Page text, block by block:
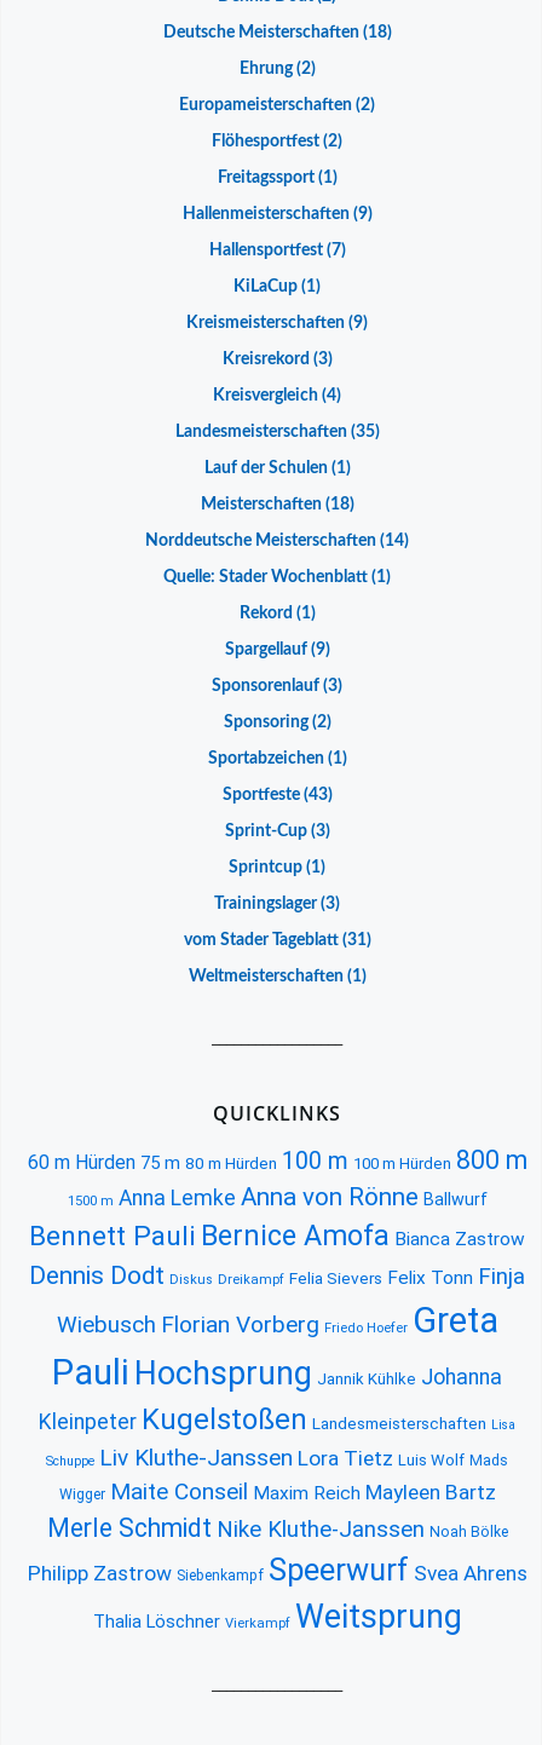
Deutsche Meisterschaften(18)
Ehrung(2)
Europameisterschaften (2)
Flöhesportfest (2)
Freitagssport(1)
Hallenmeisterschaften(9)
Hallensportfest(7)
KiLaCup (1)
Kreismeisterschaften (9)
Kreisrekord (3)
Kreisvergleich (4)
Landesmeisterschaften(35)
Lauf der Schulen(1)
Meisterschaften(18)
Norddeutsche Meisterschaften (14)
Quelle: Stader Wochenblatt (1)
Rekord (1)
Spargellauf(9)
Sponsorenlauf (3)
Sponsoring(2)
Sportabzeichen(1)
Sportfeste(43)
Sprint-Cup(3)
Sprintcup (1)
Trainingslager(3)
vom Stader Tageblatt(31)
Weltmeisterschaften(1)
QUICKLINKS
60 m Hürden 75 m 80 m Hürden 100 m 100 m Hürden 800 m
1500 m Anna Lemke Anna von Rönne Ballwurf
Bennett Pauli Bernice Amofa Bianca Zastrow
Dennis Dodt Diskus Dreikampf Felia Sievers Felix Tonn Finja
Wiebusch Florian Vorberg Friedo Hoefer Greta
Pauli Hochsprung Jannik Kühlke Johanna
Kleinpeter Kugelstoßen Landesmeisterschaften Lisa
Schuppe Liv Kluthe-Janssen Lora Tietz Luis Wolf Mads
Wigger Maite Conseil Maxim Reich Mayleen Bartz
Merle Schmidt Nike Kluthe-Janssen Noah Bölke
Philipp Zastrow Siebenkampf Speerwurf Svea Ahrens
Thalia Löschner Vierkampf Weitsprung